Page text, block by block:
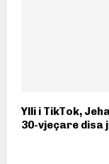
Ylli i TikTok,
30-vjeçare disa